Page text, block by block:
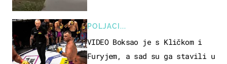
POLJACI...
VIDEO Boksao je s Kličkom i
Furyjem, a sad su ga stavili u